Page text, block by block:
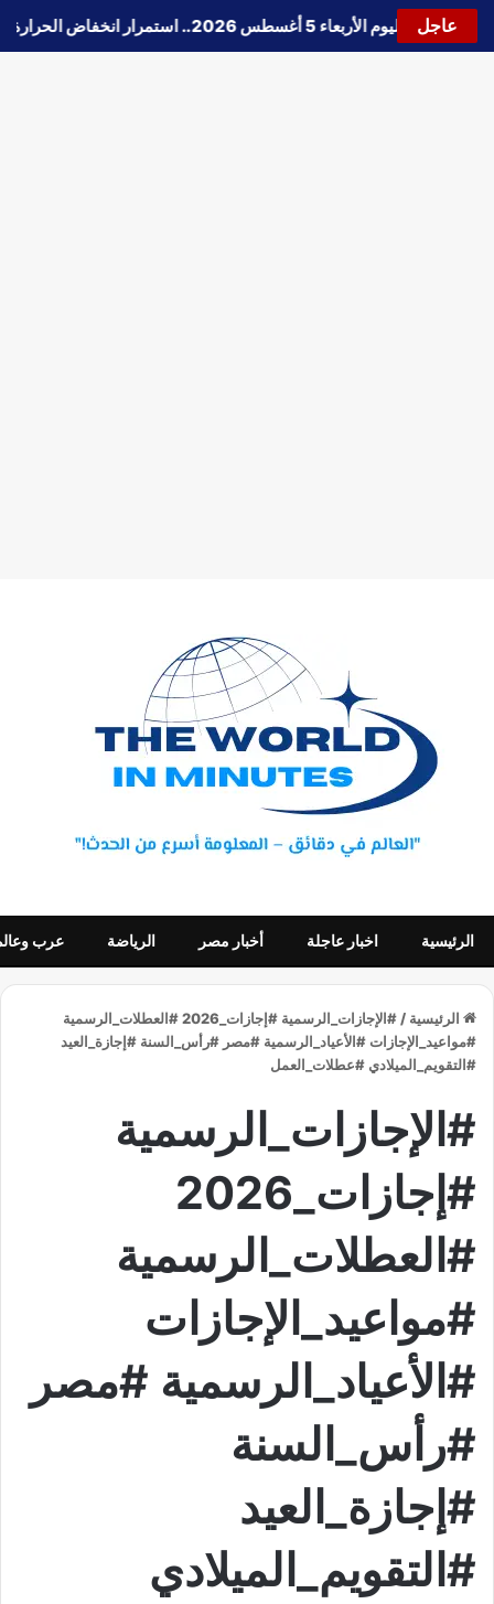
عاجل
حالة الطقس اليوم الأربعاء 5 أغسطس 2026.. استمرار انخفاض الحرارة وتحذيرات من الشبورة واضطراب الملاحة
الرئيسية اخبار عاجلة أخبار مصر الرياضة عرب
الرئيسية /
#الإجازات_الرسمية #إجازات_2026 #العطلات_الرسمية
#مواعيد_الإجازات #الأعياد_الرسمية #مصر #رأس_السنة #إجازة_العيد
#التقويم_الميلادي #عطلات_العمل
#الإجازات_الرسمية
#إجازات_2026
#العطلات_الرسمية
#مواعيد_الإجازات
#الأعياد_الرسمية #مصر
#رأس_السنة
#إجازة_العيد
#التقويم_الميلادي